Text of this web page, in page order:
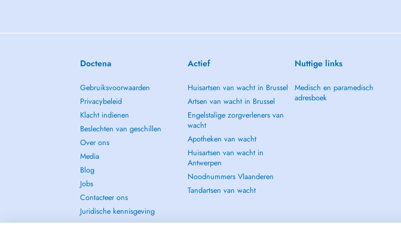
Doctena
Gebruiksvoorwaarden
Privacybeleid
Klacht indienen
Beslechten van geschillen
Over ons
Media
Blog
Jobs
Contacteer ons
Juridische kennisgeving
Actief
Huisartsen van wacht in Brussel
Artsen van wacht in Brussel
Engelstalige zorgverleners van
wacht
Apotheken van wacht
Huisartsen van wacht in
Antwerpen
Noodnummers Vlaanderen
Tandartsen van wacht
Nuttige links
Medisch en paramedisch
adresboek